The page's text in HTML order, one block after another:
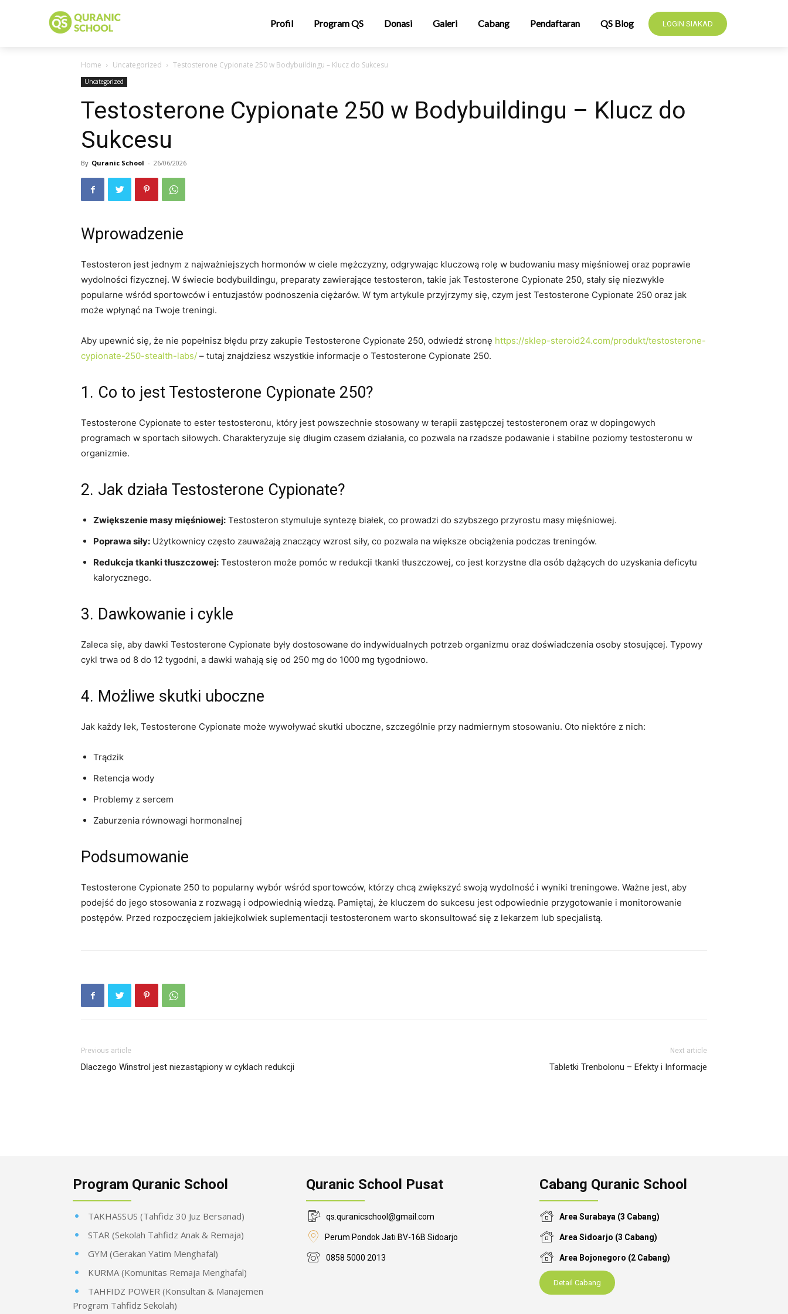
Profil Program QS Donasi Galeri Cabang Pendaftaran QS Blog LOGIN SIAKAD
Home Uncategorized Testosterone Cypionate 250 w Bodybuildingu – Klucz do Sukcesu
Uncategorized
Testosterone Cypionate 250 w Bodybuildingu – Klucz do
Sukcesu
By Quranic School - 26/06/2026
Wprowadzenie
Testosteron jest jednym z najważniejszych hormonów w ciele mężczyzny, odgrywając kluczową rolę w budowaniu masy mięśniowej oraz poprawie
wydolności fizycznej. W świecie bodybuildingu, preparaty zawierające testosteron, takie jak Testosterone Cypionate 250, stały się niezwykle
popularne wśród sportowców i entuzjastów podnoszenia ciężarów. W tym artykule przyjrzymy się, czym jest Testosterone Cypionate 250 oraz jak
może wpłynąć na Twoje treningi.
Aby upewnić się, że nie popełnisz błędu przy zakupie Testosterone Cypionate 250, odwiedź stronę https://sklep-steroid24.com/produkt/testosterone-
cypionate-250-stealth-labs/ – tutaj znajdziesz wszystkie informacje o Testosterone Cypionate 250.
1. Co to jest Testosterone Cypionate 250?
Testosterone Cypionate to ester testosteronu, który jest powszechnie stosowany w terapii zastępczej testosteronem oraz w dopingowych
programach w sportach siłowych. Charakteryzuje się długim czasem działania, co pozwala na rzadsze podawanie i stabilne poziomy testosteronu w
organizmie.
2. Jak działa Testosterone Cypionate?
Zwiększenie masy mięśniowej: Testosteron stymuluje syntezę białek, co prowadzi do szybszego przyrostu masy mięśniowej.
Poprawa siły: Użytkownicy często zauważają znaczący wzrost siły, co pozwala na większe obciążenia podczas treningów.
Redukcja tkanki tłuszczowej: Testosteron może pomóc w redukcji tkanki tłuszczowej, co jest korzystne dla osób dążących do uzyskania deficytu
kalorycznego.
3. Dawkowanie i cykle
Zaleca się, aby dawki Testosterone Cypionate były dostosowane do indywidualnych potrzeb organizmu oraz doświadczenia osoby stosującej. Typowy
cykl trwa od 8 do 12 tygodni, a dawki wahają się od 250 mg do 1000 mg tygodniowo.
4. Możliwe skutki uboczne
Jak każdy lek, Testosterone Cypionate może wywoływać skutki uboczne, szczególnie przy nadmiernym stosowaniu. Oto niektóre z nich:
Trądzik
Retencja wody
Problemy z sercem
Zaburzenia równowagi hormonalnej
Podsumowanie
Testosterone Cypionate 250 to popularny wybór wśród sportowców, którzy chcą zwiększyć swoją wydolność i wyniki treningowe. Ważne jest, aby
podejść do jego stosowania z rozwagą i odpowiednią wiedzą. Pamiętaj, że kluczem do sukcesu jest odpowiednie przygotowanie i monitorowanie
postępów. Przed rozpoczęciem jakiejkolwiek suplementacji testosteronem warto skonsultować się z lekarzem lub specjalistą.
Previous article
Dlaczego Winstrol jest niezastąpiony w cyklach redukcji
Next article
Tabletki Trenbolonu – Efekty i Informacje
Program Quranic School
TAKHASSUS (Tahfidz 30 Juz Bersanad)
STAR (Sekolah Tahfidz Anak & Remaja)
GYM (Gerakan Yatim Menghafal)
KURMA (Komunitas Remaja Menghafal)
TAHFIDZ POWER (Konsultan & Manajemen
Program Tahfidz Sekolah)
Quranic School Pusat
qs.quranicschool@gmail.com
Perum Pondok Jati BV-16B Sidoarjo
0858 5000 2013
Cabang Quranic School
Area Surabaya (3 Cabang)
Area Sidoarjo (3 Cabang)
Area Bojonegoro (2 Cabang)
Detail Cabang